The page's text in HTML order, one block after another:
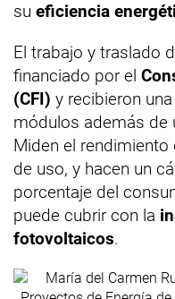
su eficiencia
El trabajo y traslado
financiado por el
(CFI) y recibieron
módulos además de
Miden el
de uso, y hacen un
porcentaje del
puede cubrir con la
fotovoltaicos.